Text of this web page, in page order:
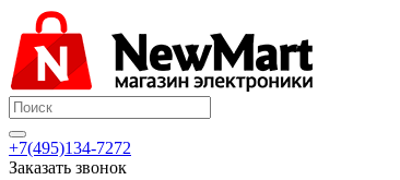
+7(495)134-7272
Заказать звонок